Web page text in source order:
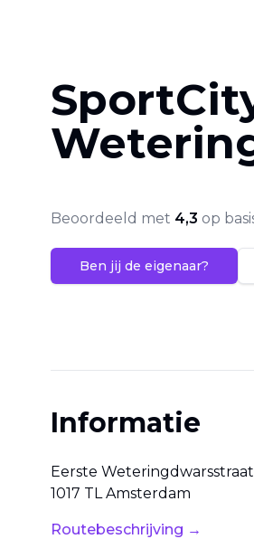
Beoordeeld met 4,3 op
Ben jij de eigenaar?
Informatie
Eerste Weteringdwarsstraat
1017 TL Amsterdam
Routebeschrijving →